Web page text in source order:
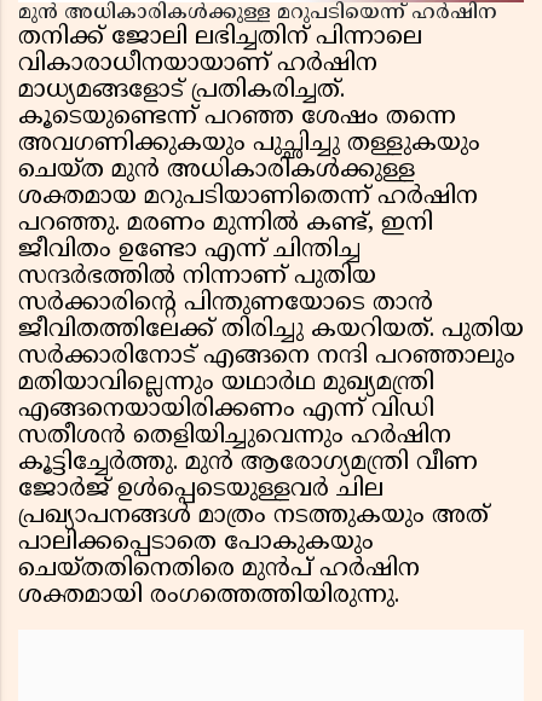
മുൻ അധികാരികൾക്കുള്ള മറുപടിയെന്ന് ഹർഷിന
തനിക്ക് ജോലി ലഭിച്ചതിന് പിന്നാലെ
വികാരാധീനയായാണ് ഹർഷിന
മാധ്യമങ്ങളോട് പ്രതികരിച്ചത്.
കൂടെയുണ്ടെന്ന് പറഞ്ഞ ശേഷം തന്നെ
അവഗണിക്കുകയും പുച്ഛിച്ചു തള്ളുകയും
ചെയ്ത മുൻ അധികാരികൾക്കുള്ള
ശക്തമായ മറുപടിയാണിതെന്ന് ഹർഷിന
പറഞ്ഞു. മരണം മുന്നിൽ കണ്ട്, ഇനി
ജീവിതം ഉണ്ടോ എന്ന് ചിന്തിച്ച
സന്ദർഭത്തിൽ നിന്നാണ് പുതിയ
സർക്കാരിന്റെ പിന്തുണയോടെ താൻ
ജീവിതത്തിലേക്ക് തിരിച്ചു കയറിയത്. പുതിയ
സർക്കാരിനോട് എങ്ങനെ നന്ദി പറഞ്ഞാലും
മതിയാവില്ലെന്നും യഥാർഥ മുഖ്യമന്ത്രി
എങ്ങനെയായിരിക്കണം എന്ന് വിഡി
സതീശൻ തെളിയിച്ചുവെന്നും ഹർഷിന
കൂട്ടിച്ചേർത്തു. മുൻ ആരോഗ്യമന്ത്രി വീണ
ജോർജ് ഉൾപ്പെടെയുള്ളവർ ചില
പ്രഖ്യാപനങ്ങൾ മാത്രം നടത്തുകയും അത്
പാലിക്കപ്പെടാതെ പോകുകയും
ചെയ്തതിനെതിരെ മുൻപ് ഹർഷിന
ശക്തമായി രംഗത്തെത്തിയിരുന്നു.